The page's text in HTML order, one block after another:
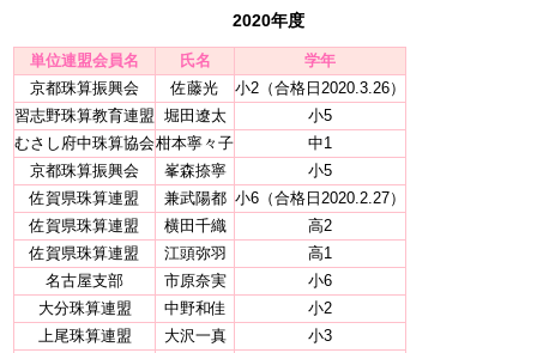
2020年度
単位連盟会員名 氏名
学年
京都珠算振興会
佐藤光
小2（合格日2020.3.26）
習志野珠算教育連盟 堀田遼太
小5
むさし府中珠算協会柑本寧々子
中1
京都珠算振興会
峯森捺寧
小5
佐賀県珠算連盟
兼武陽都 小6（合格日2020.2.27）
佐賀県珠算連盟
横田千織
高2
佐賀県珠算連盟
江頭弥羽
高1
名古屋支部
市原奈実
小6
大分珠算連盟
中野和佳
小2
上尾珠算連盟
大沢一真
小3